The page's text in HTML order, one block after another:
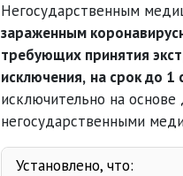
Негосударственным
зараженным
требующих принятия
исключения, на срок до 1
исключительно на
негосударственными
Установлено, что: